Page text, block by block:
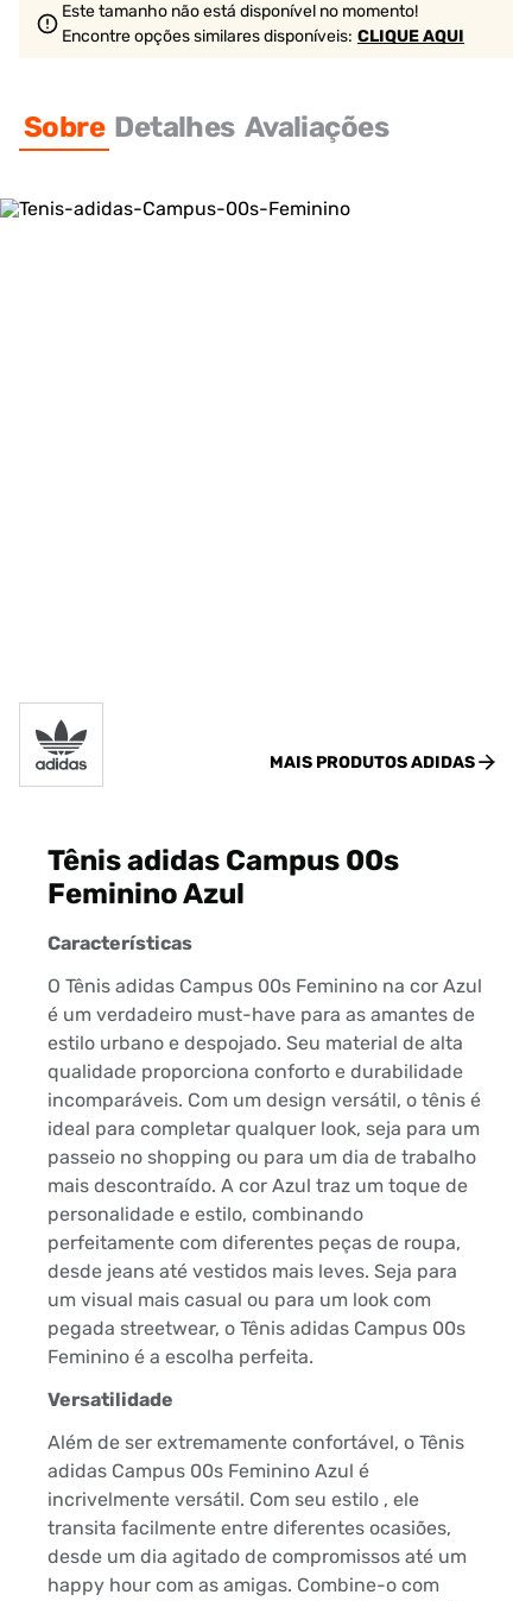
Este tamanho não está disponível no momento!
Encontre opções similaresdisponíveis: CLIQUE AQUI
Sobre Detalhes Avaliações
MAIS PRODUTOSADIDAS
Tênis adidas Campus 00s
Feminino Azul
Características
O Tênis adidas Campus 00s Feminino na cor Azul
é um verdadeiro must-have para as amantes de
estilo urbano e despojado. Seu material de alta
qualidade proporciona conforto e durabilidade
incomparáveis. Com um design versátil, o tênis é
ideal para completar qualquer look, seja para um
passeio no shopping ou para um dia de trabalho
mais descontraído. A cor Azul traz um toque de
personalidade e estilo, combinando
perfeitamente com diferentes peças de roupa,
desde jeans até vestidos mais leves. Seja para
um visual mais casual ou para um look com
pegada streetwear, o Tênis adidas Campus 00s
Feminino é a escolha perfeita.
Versatilidade
Além de ser extremamente confortável, o Tênis
adidas Campus 00s Feminino Azul é
incrivelmente versátil. Com seu estilo , ele
transita facilmente entre diferentes ocasiões,
desde um dia agitado de compromissos até um
happy hour com as amigas. Combine-o com